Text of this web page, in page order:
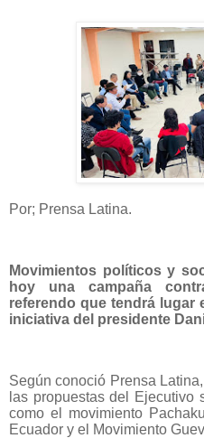
Por; Prensa Latina.
Movimientos políticos y
hoy una campaña
referendo que tendrá lugar
iniciativa del presidente
Según conoció Prensa
las propuestas del Ejecutivo
como el movimiento
Ecuador y el Movimiento